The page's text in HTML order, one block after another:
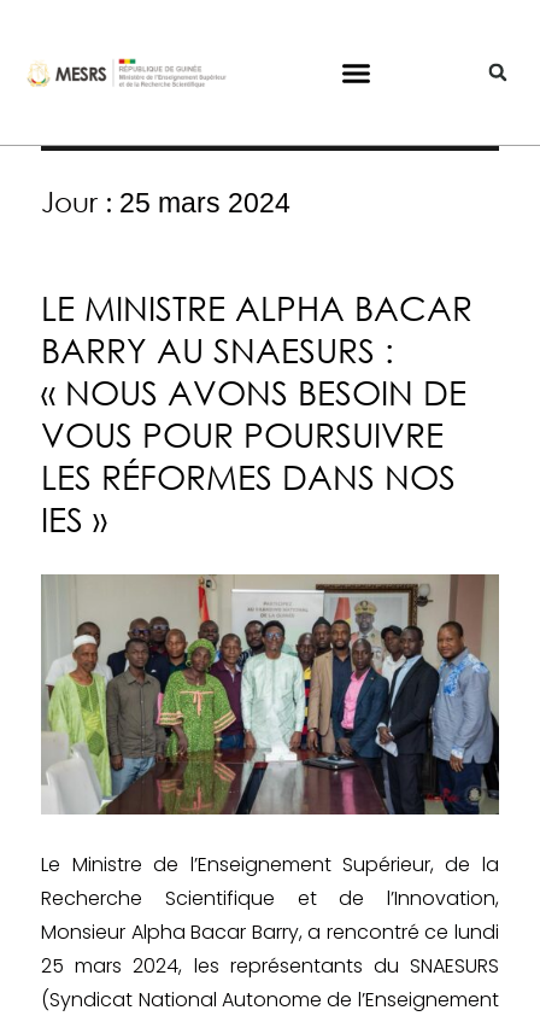
Jour : 25 mars 2024
LE MINISTRE ALPHA BACAR
BARRY AU SNAESURS :
« NOUS AVONS BESOIN DE
VOUS POUR POURSUIVRE
LES RÉFORMES DANS NOS
IES »
Le Ministre de l’Enseignement Supérieur, de la
Recherche Scientifique et de l’Innovation,
Monsieur Alpha Bacar Barry, a rencontré ce lundi
25 mars 2024, les représentants du SNAESURS
(Syndicat National Autonome de l’Enseignement